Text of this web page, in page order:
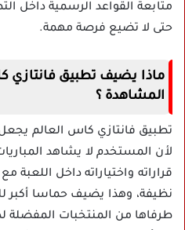
متابعة القواعد الرسمية داخل
حتى لا تضيع فرصة مهمة.
ماذا يضيف تطبيق فانتازي
المشاهدة ؟
تطبيق فانتازي كاس العالم يجعل
لأن المستخدم لا يشاهد
قراراته واختياراته داخل
نظيفة، وهذا يضيف حماسا أكبر
طرفاها من المنتخبات المفضلة